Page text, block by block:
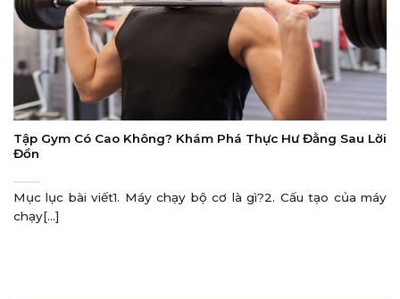
Tập Gym Có Cao Không? Khám Phá Thực Hư Đằng Sau Lời
Đồn
Mục lục bài viết1. Máy chạy bộ cơ là gì?2. Cấu tạo của máy
chạy[...]